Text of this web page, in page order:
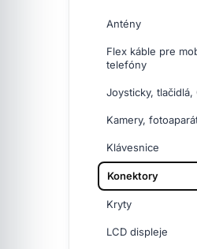
Antény
Flex káble pre
telefóny
Joysticky, tlačidlá,
Kamery,
Klávesnice
Konektory
Kryty
LCD displeje